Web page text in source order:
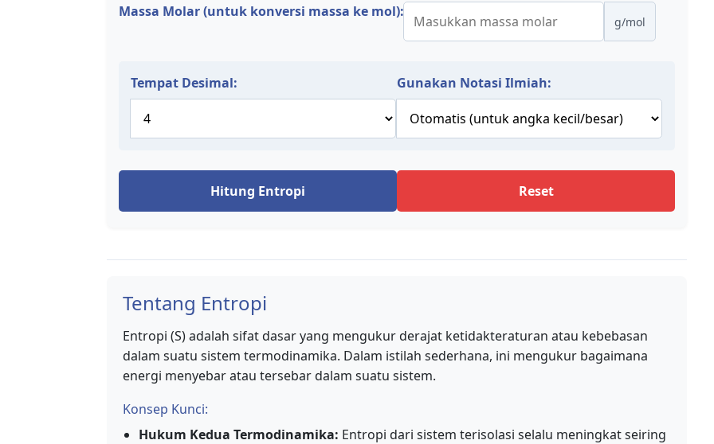
Massa Molar (untuk konversi massa ke mol):
g/mol
Tempat Desimal: Gunakan Notasi Ilmiah:
Hitung Entropi Reset
Tentang Entropi
Entropi (S) adalah sifat dasar yang mengukur derajat ketidakteraturan atau kebebasan
dalam suatu sistem termodinamika. Dalam istilah sederhana, ini mengukur bagaimana
energi menyebar atau tersebar dalam suatu sistem.
Konsep Kunci:
Hukum Kedua Termodinamika: Entropi dari sistem terisolasi selalu meningkat seiring